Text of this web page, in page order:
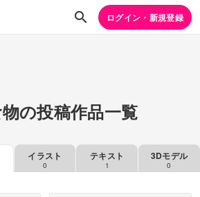
ログイン・新規登録
の投稿作品一覧
イラスト
0
テキスト
1
3Dモデル
0